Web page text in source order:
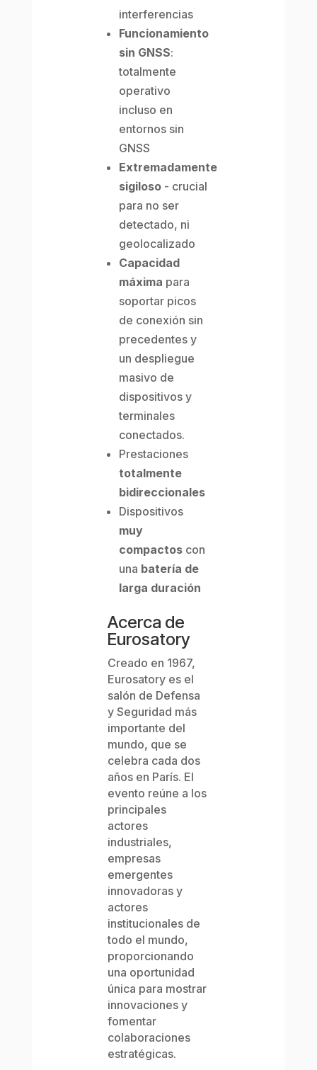
interferencias
Funcionamiento
sin GNSS:
totalmente
operativo
incluso en
entornos sin
GNSS
Extremadamente
sigiloso - crucial
para no ser
detectado, ni
geolocalizado
Capacidad
máxima para
soportar picos
de conexión sin
precedentes y
un despliegue
masivo de
dispositivos y
terminales
conectados.
Prestaciones
totalmente
bidireccionales
Dispositivos
muy
compactos con
una batería de
larga duración
Acerca de
Eurosatory
Creado en 1967,
Eurosatory es el
salón de Defensa
y Seguridad más
importante del
mundo, que se
celebra cada dos
años en París. El
evento reúne a los
principales
actores
industriales,
empresas
emergentes
innovadoras y
actores
institucionales de
todo el mundo,
proporcionando
una oportunidad
única para mostrar
innovaciones y
fomentar
colaboraciones
estratégicas.